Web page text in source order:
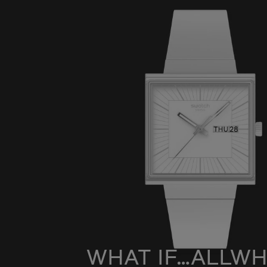
WHAT